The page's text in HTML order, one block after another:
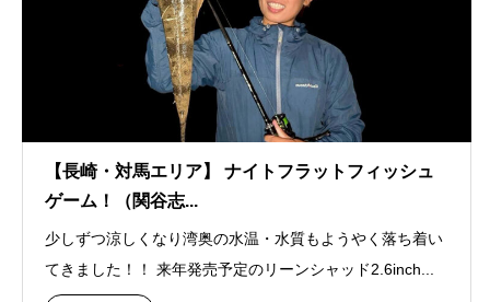
【長崎・対馬エリア】 ナイトフラットフィッシュ
ゲーム！（関谷志...
少しずつ涼しくなり湾奥の水温・水質もようやく落ち着い
てきました！！ 来年発売予定のリーンシャッド2.6inch...